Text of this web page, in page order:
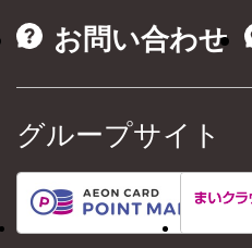
お問い合わせ
グループサイト